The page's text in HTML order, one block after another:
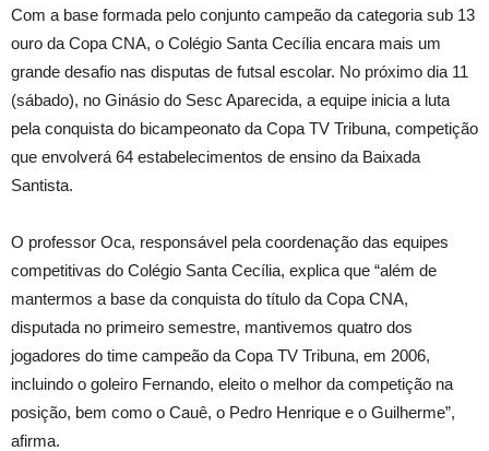
Com a base formada pelo conjunto campeão da categoria sub 13
ouro da Copa CNA, o Colégio Santa Cecília encara mais um
grande desafio nas disputas de futsal escolar. No próximo dia 11
(sábado), no Ginásio do Sesc Aparecida, a equipe inicia a luta
pela conquista do bicampeonato da Copa TV Tribuna, competição
que envolverá 64 estabelecimentos de ensino da Baixada
Santista.
O professor Oca, responsável pela coordenação das equipes
competitivas do Colégio Santa Cecília, explica que “além de
mantermos a base da conquista do título da Copa CNA,
disputada no primeiro semestre, mantivemos quatro dos
jogadores do time campeão da Copa TV Tribuna, em 2006,
incluindo o goleiro Fernando, eleito o melhor da competição na
posição, bem como o Cauê, o Pedro Henrique e o Guilherme”,
afirma.